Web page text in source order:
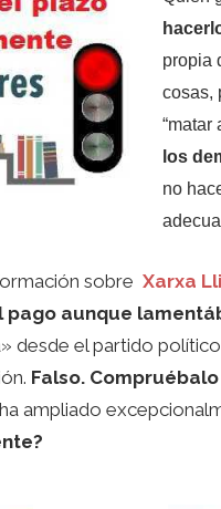
propia
cosas,
“matar
los
no
sobre Xarxa
aunque
desde el partido
Falso.
ampliado